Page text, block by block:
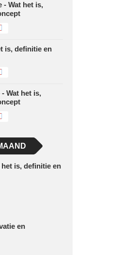
- Wat het is,
is, definitie en
Wat het is,
is, definitie en
en